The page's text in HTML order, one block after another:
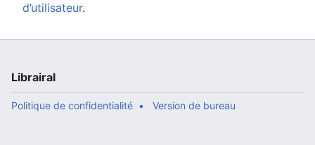
d’utilisateur.
Librairal
Politique de confidentialité Version de bureau